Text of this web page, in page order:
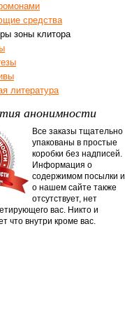
средства
зоны клитора
литература
анонимности
Все заказы тщательно
упакованы в простые
коробки без надписей.
Информация о
содержимом посылки и
о нашем сайте также
отсутствует, нет
вас. Никто и
что внутри кроме вас.